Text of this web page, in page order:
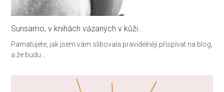
Sunsamo, v knihách vázaných v kůži…
Pamatujete, jak jsem vám slibovala pravidelněji přispívat na blog,
a že budu…